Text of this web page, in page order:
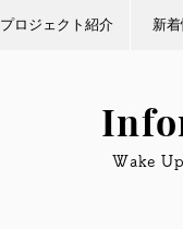
プロジェクト紹介 新
​Wake